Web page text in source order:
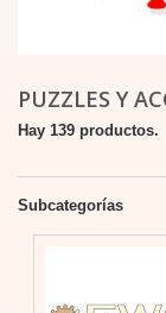
PUZZLES Y
Hay 139 productos.
Subcategorías